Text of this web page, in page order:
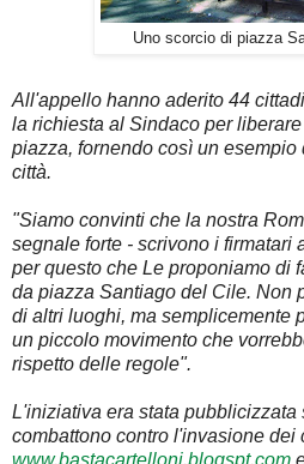
Uno scorcio di piazza
All'appello hanno aderito 44
la richiesta al Sindaco per
piazza, fornendo così un
città.
"Siamo convinti che la nostra
segnale forte - scrivono i firmatari
per questo che Le proponiamo di
da piazza Santiago del Cile. Non
di altri luoghi, ma semplicemente
un piccolo movimento che
rispetto delle regole".
L'iniziativa era stata pubblicizzata
combattono contro l'invasione dei
www.bastacartelloni.blogspt.com